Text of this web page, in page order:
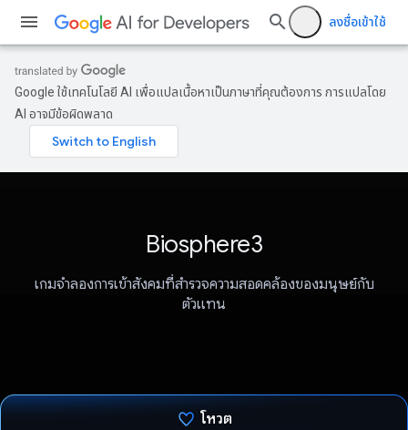
ลงชื่อเข้าใช้
Google ใช้เทคโนโลยี AI เพื่อแปลเนื้อหาเป็นภาษาที่คุณต้องการ การแปลโดย
AI อาจมีข้อผิดพลาด
Biosphere3
เกมจำลองการเข้าสังคมที่สำรวจความสอดคล้องของมนุษย์กับ
ตัวแทน
โหวต